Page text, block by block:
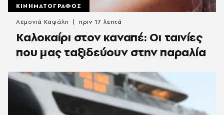
ΚΙΝΗΜΑΤΟΓΡΑΦΟΣ
Καλοκαίρι στον καναπέ: Οι ταινίες
που μας ταξιδεύουν στην παραλία
Λεμονιά Καψάλη πριν 17 λεπτά